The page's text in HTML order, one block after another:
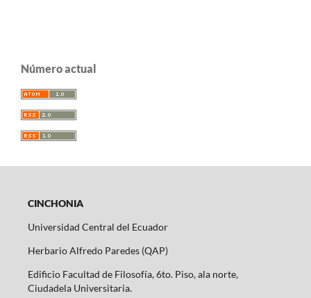
Número actual
CINCHONIA
Universidad Central del Ecuador
Herbario Alfredo Paredes (QAP)
Edificio Facultad de Filosofía, 6to. Piso, ala norte,
Ciudadela Universitaria.